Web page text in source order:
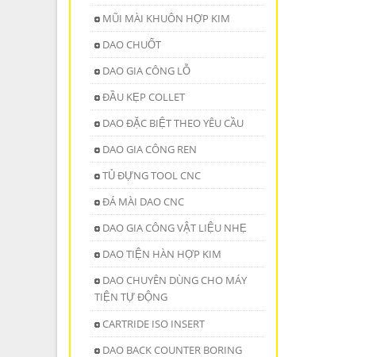
MŨI MÀI KHUÔN HỢP KIM
DAO CHUỐT
DAO GIA CÔNG LỖ
ĐẦU KẸP COLLET
DAO ĐẶC BIỆT THEO YÊU CẦU
DAO GIA CÔNG REN
TỦ ĐỰNG TOOL CNC
ĐÁ MÀI DAO CNC
DAO GIA CÔNG VẬT LIỆU NHẸ
DAO TIỆN HÀN HỢP KIM
DAO CHUYÊN DÙNG CHO MÁY
TIỆN TỰ ĐỘNG
CARTRIDE ISO INSERT
DAO BACK COUNTER BORING